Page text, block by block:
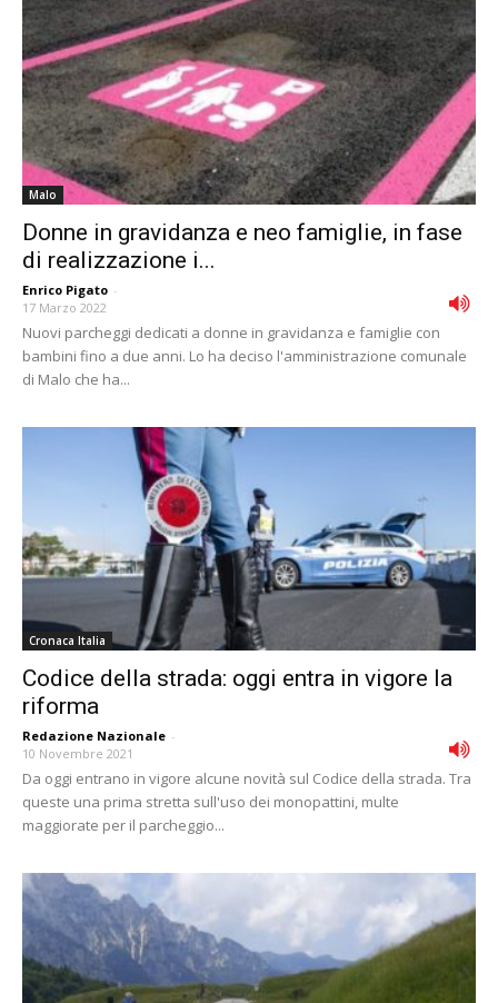
Malo
Donne in gravidanza e neo famiglie, in fase
di realizzazione i...
Enrico Pigato -
17 Marzo 2022
Nuovi parcheggi dedicati a donne in gravidanza e famiglie con
bambini fino a due anni. Lo ha deciso l'amministrazione comunale
di Malo che ha...
Cronaca Italia
Codice della strada: oggi entra in vigore la
riforma
Redazione Nazionale -
10 Novembre 2021
Da oggi entrano in vigore alcune novità sul Codice della strada. Tra
queste una prima stretta sull'uso dei monopattini, multe
maggiorate per il parcheggio...